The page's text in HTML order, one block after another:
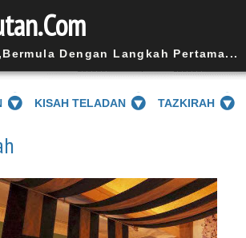
Dengan Langkah Pertama...
KISAH TELADAN TAZKIRAH